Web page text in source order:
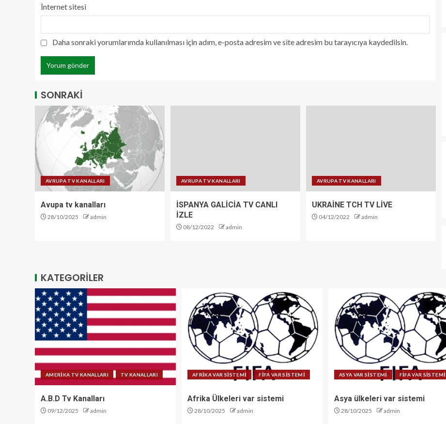
İnternet sitesi
Daha sonraki yorumlarımda kullanılması için adım, e-posta adresim ve site adresim bu tarayıcıya kaydedilsin.
SONRAKİ
AVRUPA TV KANALLARI
Avupa tv kanalları
28/10/2025 admin
AVRUPA TV KANALLARI
İSPANYA GALİCİA TV CANLI
İZLE
08/12/2022 admin
AVRUPA TV KANALLARI
UKRAİNE TCH TV LİVE
04/12/2022 admin
KATEGORİLER
AMERİKA TV KANALLARI TV KANALLARI
A.B.D Tv Kanalları
09/12/2025 admin
AFRİKA VAR SİSTEMİ FİFA VAR SİSTEMİ
Afrika Ülkeleri var sistemi
28/10/2025 admin
ASYA VAR SİSTEMİ FİFA VAR SİSTEMİ
Asya ülkeleri var sistemi
28/10/2025 admin